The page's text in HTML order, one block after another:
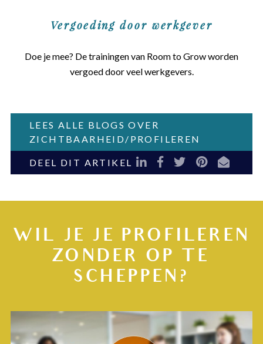
Vergoeding door werkgever
Doe je mee? De trainingen van Room to Grow worden
vergoed door veel werkgevers.
LEES ALLE BLOGS OVER
ZICHTBAARHEID/PROFILEREN
DEEL DIT ARTIKEL LinkedIn
Facebook
Twitter
Pinterest
E-mail
WIL JE JE PROFILEREN
ZONDER OP TE
SCHEPPEN?